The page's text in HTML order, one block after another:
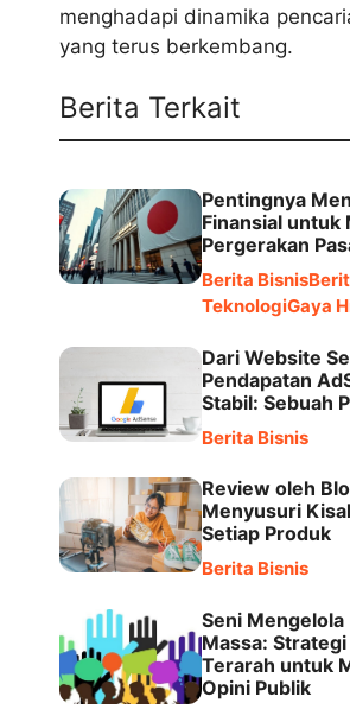
menghadapi dinamika
yang terus berkembang.
Berita Terkait
Pentingnya
Finansial untuk
Pergerakan
Berita Bisnis
TeknologiGaya
Dari Website
Pendapatan
Stabil: Sebuah
Berita Bisnis
Review oleh
Menyusuri
Setiap Produk
Berita Bisnis
Seni
Massa:
Terarah untuk
Opini Publik